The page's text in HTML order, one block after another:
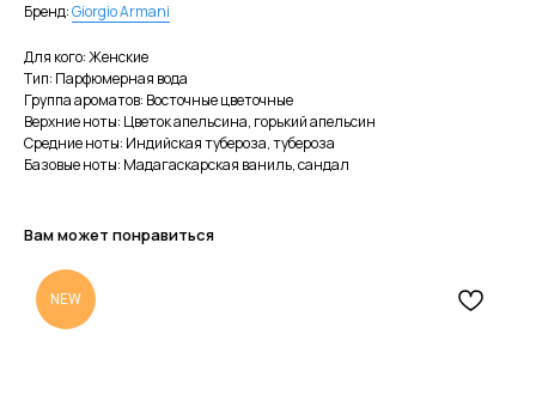
Бренд:Giorgio Armani
Для кого: Женские
Тип: Парфюмерная вода
Группа ароматов: Восточные цветочные
Верхние ноты: Цветок апельсина, горький апельсин
Средние ноты: Индийская тубероза, тубероза
Базовые ноты: Мадагаскарская ваниль, сандал
Вам может понравиться
NEW